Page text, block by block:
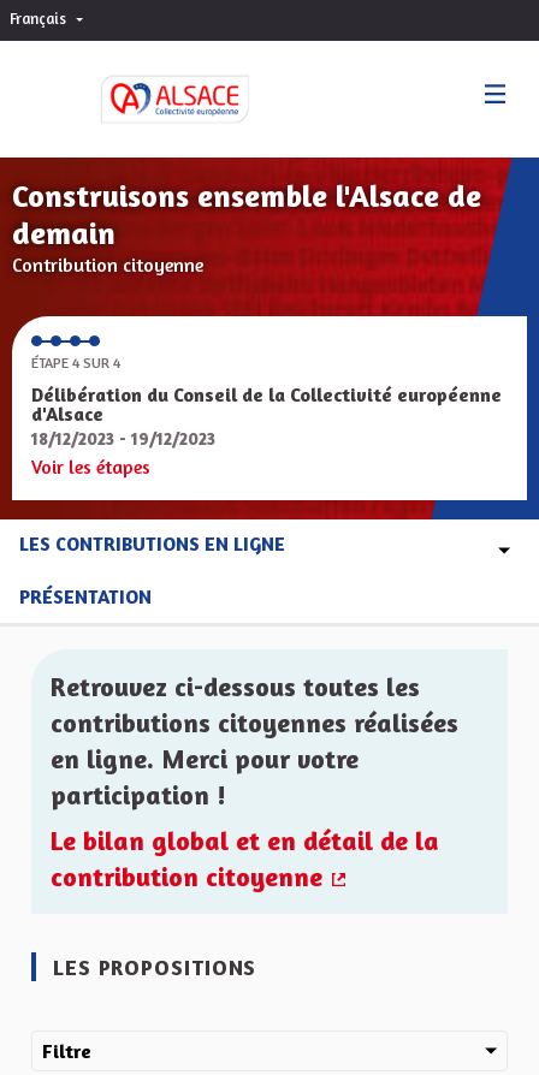
Français Choisir la langue
Construisons ensemble l'Alsace de
demain
Contribution citoyenne
ÉTAPE 4 SUR 4
Délibération du Conseil de la Collectivité européenne
d'Alsace
18/12/2023 - 19/12/2023
Voir les étapes
LES CONTRIBUTIONS EN LIGNE
PRÉSENTATION
Retrouvez ci-dessous toutes les
contributions citoyennes réalisées
en ligne. Merci pour votre
participation !
Le bilan global et en détail de la
contribution citoyenne
LES PROPOSITIONS
Filtre